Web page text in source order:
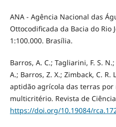
ANA - Agência Nacional das
Ottocodificada da Bacia do Rio
1:100.000. Brasília.
Barros, A. C.; Tagliarini, F. S.
A.; Barros, Z. X.; Zimback, C. R.
aptidão agrícola das terras por
multicritério. Revista de
https://doi.org/10.19084/